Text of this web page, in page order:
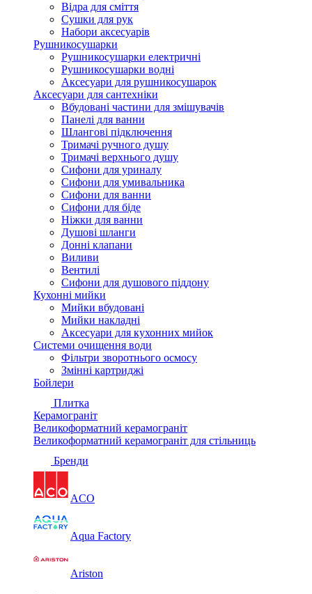
Відра для сміття
Сушки для рук
Набори аксесуарів
Рушникосушарки
Рушникосушарки електричні
Рушникосушарки водні
Аксесуари для рушникосушарок
Аксесуари для сантехніки
Вбудовані частини для змішувачів
Панелі для ванни
Шлангові підключення
Тримачі ручного душу
Тримачі верхнього душу
Сифони для уриналу
Сифони для умивальника
Сифони для ванни
Сифони для біде
Ніжки для ванни
Душові шланги
Донні клапани
Виливи
Вентилі
Сифони для душового піддону
Кухонні мийки
Мийки вбудовані
Мийки накладні
Аксесуари для кухонних мийок
Системи очищення води
Фільтри зворотнього осмосу
Змінні картриджі
Бойлери
Плитка
Керамограніт
Великоформатний керамограніт
Великоформатний керамограніт для стільниць
Бренди
ACO
Aqua Factory
Ariston